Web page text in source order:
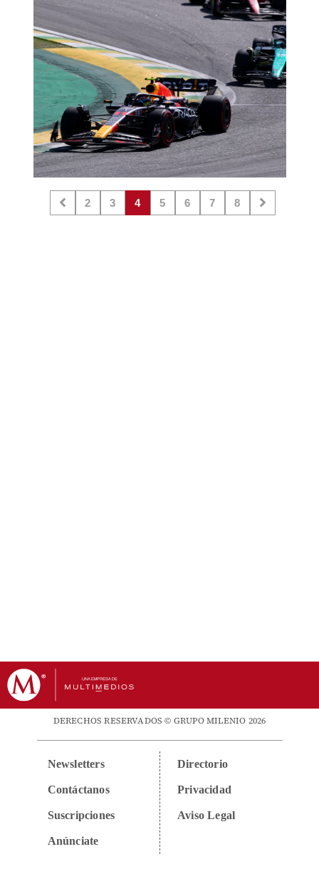
2 3 4 5 6 7 8
DERECHOS RESERVADOS © GRUPO MILENIO 2026
Newsletters
Contáctanos
Suscripciones
Anúnciate
Directorio
Privacidad
Aviso Legal